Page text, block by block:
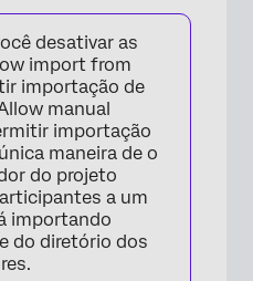
desativar as
import from
importação de
manual
importação
maneira de o
do projeto
a um
importando
do diretório dos